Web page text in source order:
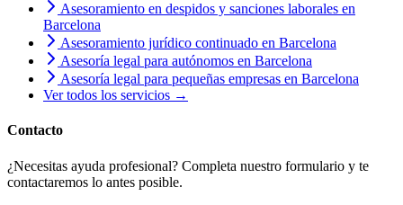
Asesoramiento en despidos y sanciones laborales en
Barcelona
Asesoramiento jurídico continuado en Barcelona
Asesoría legal para autónomos en Barcelona
Asesoría legal para pequeñas empresas en Barcelona
Ver todos los servicios →
Contacto
¿Necesitas ayuda profesional? Completa nuestro formulario y te
contactaremos lo antes posible.